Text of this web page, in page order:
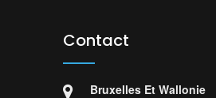
Contact
Bruxelles Et Wallonie